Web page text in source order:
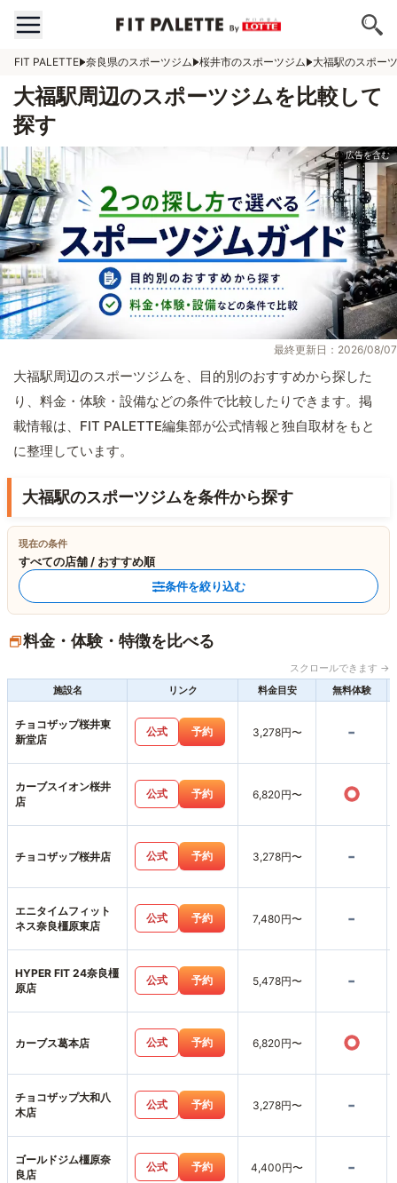
FIT PALETTE 奈良県のスポーツジム 桜井市のスポーツジム 大福駅のスポー
大福駅周辺のスポーツジムを比較して
探す
最終更新日：2026/08/07
大福駅周辺のスポーツジムを、目的別のおすすめから探した
り、料金・体験・設備などの条件で比較したりできます。掲
載情報は、FIT PALETTE編集部が公式情報と独自取材をもと
に整理しています。
大福駅のスポーツジムを条件から探す
現在の条件
すべての店舗 / おすすめ順
条件を絞り込む
料金・体験・特徴を比べる
スクロールできます →
施設名
リンク 料金目安 無料体験
チョコザップ桜井東
新堂店
公式 予約 3,278円〜 -
カーブスイオン桜井
店
公式 予約 6,820円〜 ○
チョコザップ桜井店 公式 予約 3,278円〜 -
エニタイムフィット
ネス奈良橿原東店
公式 予約 7,480円〜 -
HYPER FIT 24奈良橿
原店
公式 予約 5,478円〜 -
カーブス葛本店 公式 予約 6,820円〜 ○
チョコザップ大和八
木店
公式 予約 3,278円〜 -
ゴールドジム橿原奈
良店
公式 予約 4,400円〜 -